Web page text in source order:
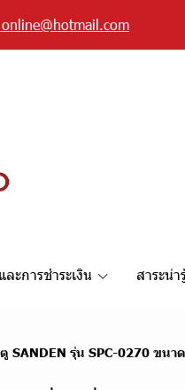
ะการชำระเงิน สาระน่า
SANDEN รุ่น SPC-0270 ขนา